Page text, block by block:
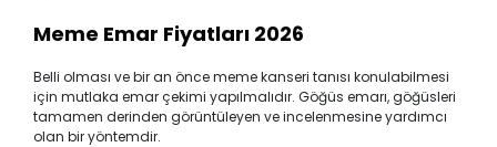
Meme Emar Fiyatları 2026
Belli olması ve bir an önce meme kanseri tanısı konulabilmesi
için mutlaka emar çekimi yapılmalıdır. Göğüs emarı, göğüsleri
tamamen derinden görüntüleyen ve incelenmesine yardımcı
olan bir yöntemdir.